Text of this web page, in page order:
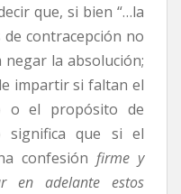
que, si bien “…la
de contracepción no
la absolución;
impartir si faltan el
o el propósito de
significa que si el
confesiónfirme y
en adelante estos